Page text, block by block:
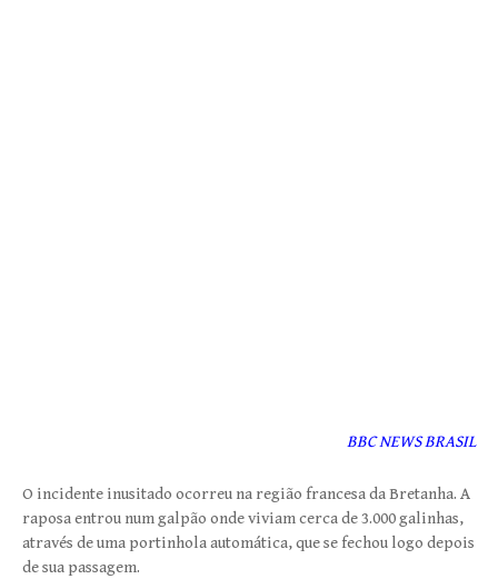
BBC NEWS BRASIL
O incidente inusitado ocorreu na região francesa da Bretanha. A
raposa entrou num galpão onde viviam cerca de 3.000 galinhas,
através de uma portinhola automática, que se fechou logo depois
de sua passagem.